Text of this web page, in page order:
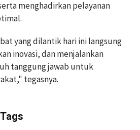
menghadirkan pelayanan
yang dilantik hari ini langsung
inovasi, dan menjalankan
tanggung jawab untuk
tegasnya.